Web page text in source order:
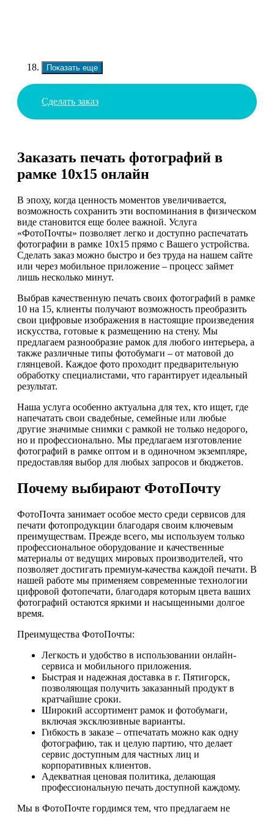
Показать еще
Сделать заказ
Заказать печать фотографий в
рамке 10х15 онлайн
В эпоху, когда ценность моментов увеличивается,
возможность сохранить эти воспоминания в физическом
виде становится еще более важной. Услуга
«ФотоПочты» позволяет легко и доступно распечатать
фотографии в рамке 10х15 прямо с Вашего устройства.
Сделать заказ можно быстро и без труда на нашем сайте
или через мобильное приложение – процесс займет
лишь несколько минут.
Выбрав качественную печать своих фотографий в рамке
10 на 15, клиенты получают возможность преобразить
свои цифровые изображения в настоящие произведения
искусства, готовые к размещению на стену. Мы
предлагаем разнообразие рамок для любого интерьера, а
также различные типы фотобумаги – от матовой до
глянцевой. Каждое фото проходит предварительную
обработку специалистами, что гарантирует идеальный
результат.
Наша услуга особенно актуальна для тех, кто ищет, где
напечатать свои свадебные, семейные или любые
другие значимые снимки с рамкой не только недорого,
но и профессионально. Мы предлагаем изготовление
фотографий в рамке оптом и в одиночном экземпляре,
предоставляя выбор для любых запросов и бюджетов.
Почему выбирают ФотоПочту
ФотоПочта занимает особое место среди сервисов для
печати фотопродукции благодаря своим ключевым
преимуществам. Прежде всего, мы используем только
профессиональное оборудование и качественные
материалы от ведущих мировых производителей, что
позволяет достигать премиум-качества каждой печати. В
нашей работе мы применяем современные технологии
цифровой фотопечати, благодаря которым цвета ваших
фотографий остаются яркими и насыщенными долгое
время.
Преимущества ФотоПочты:
Легкость и удобство в использовании онлайн-
сервиса и мобильного приложения.
Быстрая и надежная доставка в г. Пятигорск,
позволяющая получить заказанный продукт в
кратчайшие сроки.
Широкий ассортимент рамок и фотобумаги,
включая эксклюзивные варианты.
Гибкость в заказе – отпечатать можно как одну
фотографию, так и целую партию, что делает
сервис доступным для частных лиц и
корпоративных клиентов.
Адекватная ценовая политика, делающая
профессиональную печать доступной каждому.
Мы в ФотоПочте гордимся тем, что предлагаем не